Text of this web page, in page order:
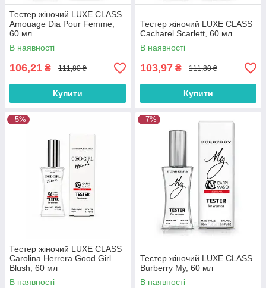
Тестер жіночий LUXE CLASS
Amouage Dia Pour Femme,
60 мл
В наявності
106,21 ₴ 111,80 ₴
Купити
Тестер жіночий LUXE CLASS
Cacharel Scarlett, 60 мл
В наявності
103,97 ₴ 111,80 ₴
Купити
–5%
Тестер жіночий LUXE CLASS
Carolina Herrera Good Girl
Blush, 60 мл
В наявності
–7%
Тестер жіночий LUXE CLASS
Burberry My, 60 мл
В наявності